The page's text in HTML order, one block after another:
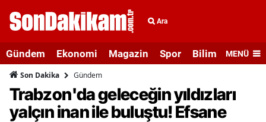
Ara
Gündem Ekonomi Magazin Spor Bilim veMENÜ
Son Dakika Gündem
Trabzon'da geleceğin yıldızları
yalçın inan ile buluştu! Efsane